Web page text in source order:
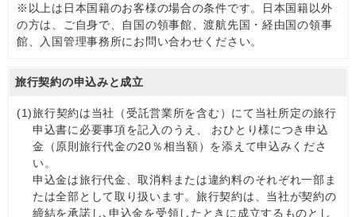
※以上は日本国籍のお客様の場合の条件です。日本国籍以外
の方は、ご自身で、自国の領事館、渡航先国・経由国の領事
館、入国管理事務所にお問い合わせください。
旅行契約の申込みと成立
(1)旅行契約は当社（受託営業所を含む）にて当社所定の旅行
申込書に必要事項を記入のうえ、 おひとり様につき申込
金（原則旅行代金の20％相当額）を添えて申込みくださ
い。
申込金は旅行代金、取消料または違約料のそれぞれ一部ま
たは全部として取り扱います。旅行契約は、当社が契約の
締結を承諾し､申込金を受領したときに成立するものとし